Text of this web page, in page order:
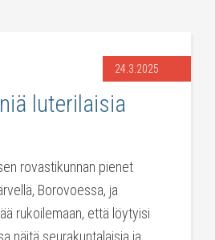
24.3.2025
luterilaisia
rovastikunnan pienet
Borovoessa, ja
rukoilemaan, että löytyisi
näitä seurakuntalaisia ja